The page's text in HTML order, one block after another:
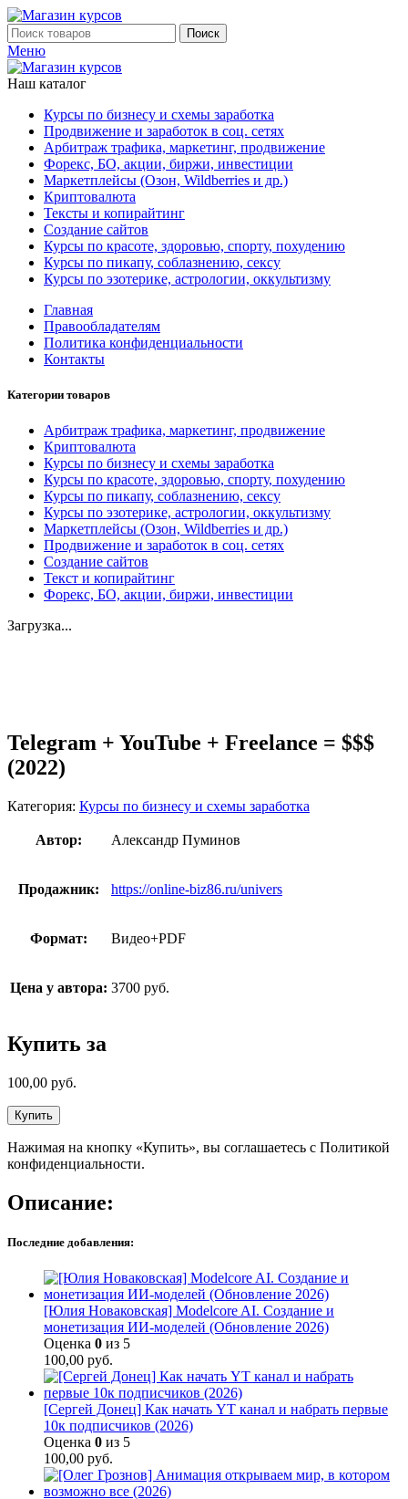
Поиск
Меню
Наш каталог
Курсы по бизнесу и схемы заработка
Продвижение и заработок в соц. сетях
Арбитраж трафика, маркетинг, продвижение
Форекс, БО, акции, биржи, инвестиции
Маркетплейсы (Озон, Wildberries и др.)
Криптовалюта
Тексты и копирайтинг
Создание сайтов
Курсы по красоте, здоровью, спорту, похудению
Курсы по пикапу, соблазнению, сексу
Курсы по эзотерике, астрологии, оккультизму
Главная
Правообладателям
Политика конфиденциальности
Контакты
Категории товаров
Арбитраж трафика, маркетинг, продвижение
Криптовалюта
Курсы по бизнесу и схемы заработка
Курсы по красоте, здоровью, спорту, похудению
Курсы по пикапу, соблазнению, сексу
Курсы по эзотерике, астрологии, оккультизму
Маркетплейсы (Озон, Wildberries и др.)
Продвижение и заработок в соц. сетях
Создание сайтов
Текст и копирайтинг
Форекс, БО, акции, биржи, инвестиции
Загрузка...
Telegram + YouTube + Freelance = $$$
(2022)
Категория: Курсы по бизнесу и схемы заработка
Автор: Александр Пуминов
Продажник: https://online-biz86.ru/univers
Формат: Видео+PDF
Цена у автора: 3700 руб.
Купить за
100,00 руб.
Купить
Нажимая на кнопку «Купить», вы соглашаетесь с Политикой
конфиденциальности.
Описание:
Последние добавления:
[Юлия Новаковская] Modelcore AI. Создание и
монетизация ИИ-моделей (Обновление 2026)
Оценка 0 из 5
100,00 руб.
[Сергей Донец] Как начать YT канал и набрать первые
10к подписчиков (2026)
Оценка 0 из 5
100,00 руб.